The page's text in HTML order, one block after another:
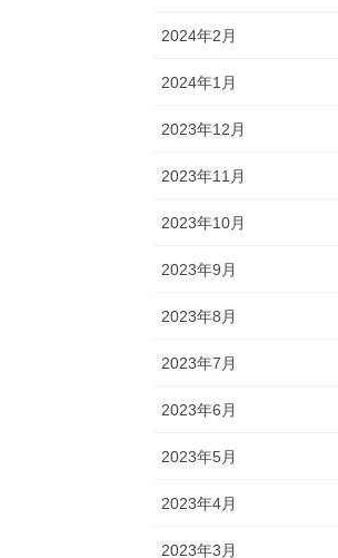
2024年2月
2024年1月
2023年12月
2023年11月
2023年10月
2023年9月
2023年8月
2023年7月
2023年6月
2023年5月
2023年4月
2023年3月